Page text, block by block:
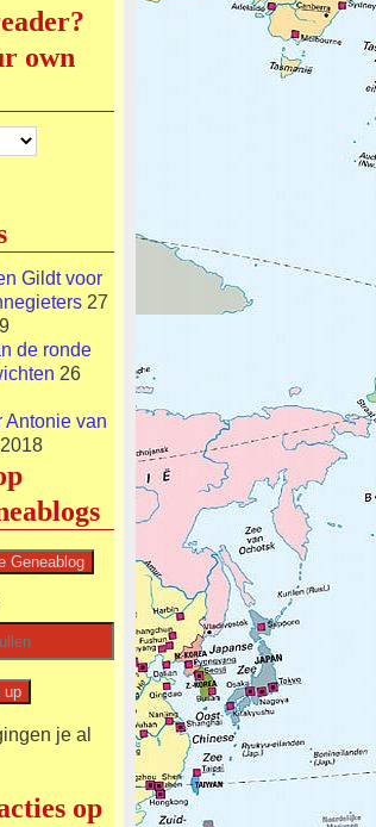
own
Gildt voor
27
de ronde
26
Antonie van
je al
op